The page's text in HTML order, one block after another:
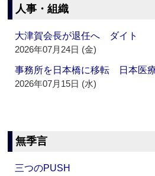
人事・組織
大津賀会長が退任へ ダイト
2026年07月24日 (金)
事務所を日本橋に移転 日本医
2026年07月15日 (水)
無季言
三つのPUSH